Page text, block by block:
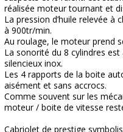
réalisée moteur tournant et
La pression d’huile relevée à
à 900tr/min.
Au roulage, le moteur prend
La sonorité du 8 cylindres est
silencieux inox.
Les 4 rapports de la boite
aisément et sans accrocs.
Comme souvent sur les
moteur / boite de vitesse
Cabriolet de prestige